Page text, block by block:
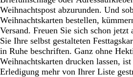
Weihnachtspost abzurunden. Und
Weihnachtskarten bestellen,
Versand. Freuen Sie sich schon
Sie Ihre selbst gestalteten
in Ruhe beschriften. Ganz ohne
Weihnachtskarten drucken lassen,
Erledigung mehr von Ihrer Liste